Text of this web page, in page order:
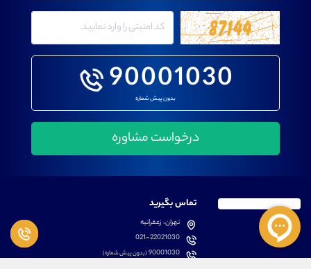
90001030
بدون پیش شماره
تماس بگیرید
تهران، زعفرانیه
021-22021030
90001030(بدون پیش شماره)